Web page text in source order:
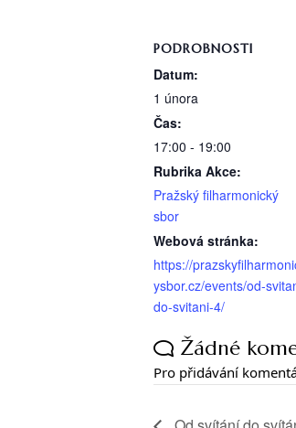
PODROBNOSTI
Datum:
1 února
Čas:
17:00 - 19:00
Rubrika Akce:
Pražský filharmonický
sbor
Webová stránka:
https://
ysbor.cz/events/od-
do-svitani-4/
Žádné
Pro přidávání